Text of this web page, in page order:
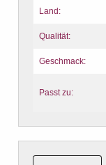
Land:
Qualität:
Geschmack:
Passt zu: